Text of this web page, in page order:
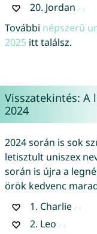
20. Jordan
További népszerű
2025 itt találsz.
Visszatekintés: A
2024
2024 során is sok
letisztult uniszex
során is újra a
örök kedvenc
1. Charlie
2. Leo